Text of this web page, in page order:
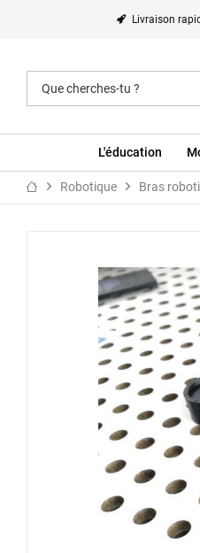
Livraison
L'éducation
Robotique Bras